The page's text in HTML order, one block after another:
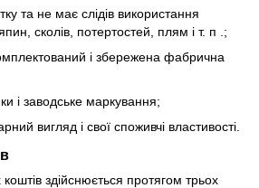
та не має слідів використання
сколів, потертостей, плям і т. п .;
і збережена фабрична
і заводське маркування;
вигляд і свої споживчі властивості.
здійснюється протягом трьох